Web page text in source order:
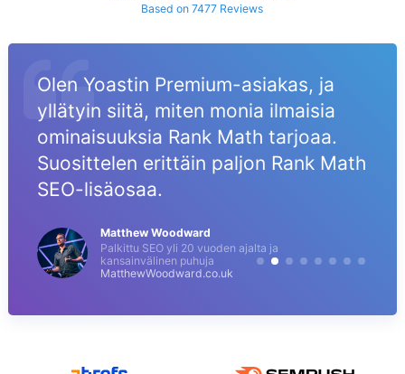
Based on 7477 Reviews
Olen Yoastin Premium-asiakas, ja
yllätyin siitä, miten monia ilmaisia
ominaisuuksia Rank Math tarjoaa.
Suosittelen erittäin paljon Rank Math
SEO-lisäosaa.
Matthew Woodward
Palkittu SEO yli 20 vuoden ajalta ja
kansainvälinen puhuja
MatthewWoodward.co.uk